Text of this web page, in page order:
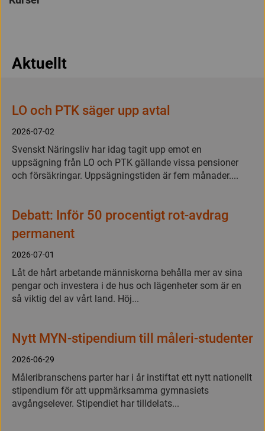
Aktuellt
LO och PTK säger upp avtal
2026-07-02
Svenskt Näringsliv har idag tagit upp emot en
uppsägning från LO och PTK gällande vissa pensioner
och försäkringar. Uppsägningstiden är fem månader....
Debatt: Inför 50 procentigt rot-avdrag
permanent
2026-07-01
Låt de hårt arbetande människorna behålla mer av sina
pengar och investera i de hus och lägenheter som är en
så viktig del av vårt land. Höj...
Nytt MYN-stipendium till måleri-studenter
2026-06-29
Måleribranschens parter har i år instiftat ett nytt nationellt
stipendium för att uppmärksamma gymnasiets
avgångselever. Stipendiet har tilldelats...